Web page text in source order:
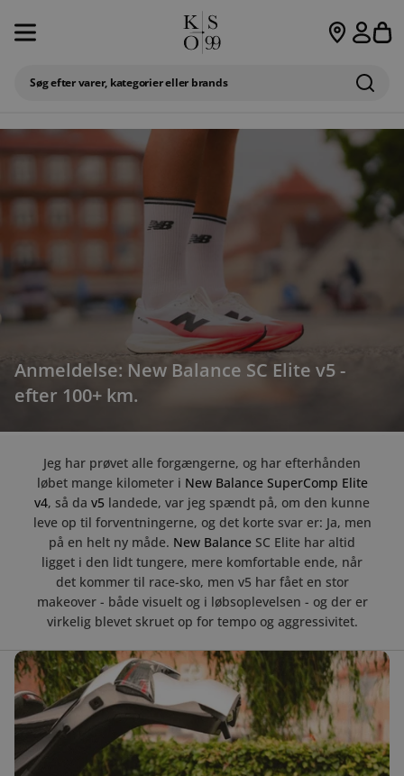
Søg efter varer, kategorier eller brands
DRILLER FØDDERNE? FÅ EN GRATIS FYSIOTERAPEUTISK UDREDNING! SE
Anmeldelse: New Balance SC Elite v5 -
efter 100+ km.
Jeg har prøvet alle forgængerne, og har efterhånden
løbet mange kilometer i New Balance SuperComp Elite
v4, så da v5 landede, var jeg spændt på, om den kunne
leve op til forventningerne, og det korte svar er: Ja, men
på en helt ny måde. New Balance SC Elite har altid
ligget i den lidt tungere, mere komfortable ende, når
det kommer til race-sko, men v5 har fået en stor
makeover - både visuelt og i løbsoplevelsen - og der er
virkelig blevet skruet op for tempo og aggressivitet.